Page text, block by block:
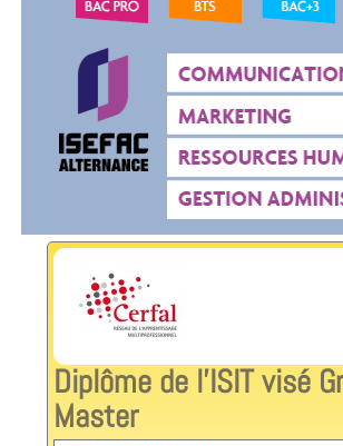
Diplôme de l'ISIT visé
Master